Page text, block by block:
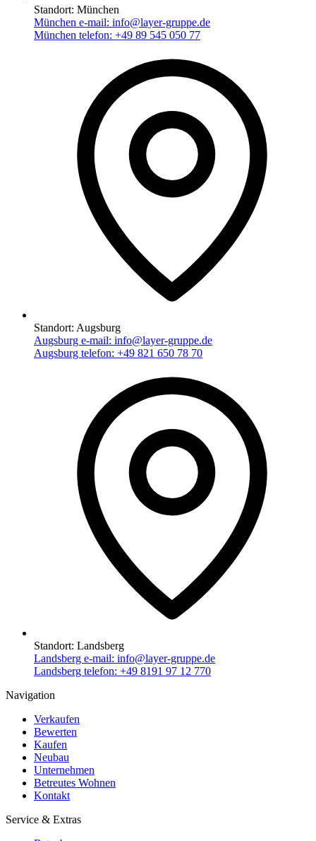
Standort: München
München e-mail: info@layer-gruppe.de
München telefon: +49 89 545 050 77
Standort: Augsburg
Augsburg e-mail: info@layer-gruppe.de
Augsburg telefon: +49 821 650 78 70
Standort: Landsberg
Landsberg e-mail: info@layer-gruppe.de
Landsberg telefon: +49 8191 97 12 770
Navigation
Verkaufen
Bewerten
Kaufen
Neubau
Unternehmen
Betreutes Wohnen
Kontakt
Service & Extras